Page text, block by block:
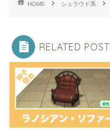
HOME シュラウド系
RELATED POST